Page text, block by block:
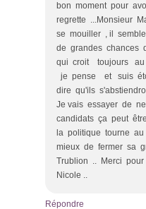
bon moment pour
regrette ...Monsieur
se mouiller , il
de grandes chances
qui croit toujours au
je pense et suis
dire qu'ils
Je vais essayer de
candidats ça peut
la politique tourne
mieux de fermer sa
Trublion .. Merci
Nicole ..
Répondre